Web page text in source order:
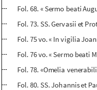
Fol. 68. « Sermo beati
Fol. 73. SS. Gervasii et
Fol. 75 vo. « In vigilia
Fol. 76 vo. « Sermo
Fol. 78. «Omelia
Fol. 80. SS. Johannis et